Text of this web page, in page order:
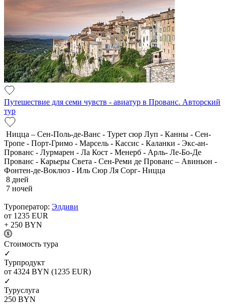
Путешествие для семи чувств - авиатур в Прованс. Авторский
тур
Ницца – Сен-Поль-де-Ванс - Турет сюр Луп - Канны - Сен-
Тропе - Порт-Гримо - Марсель - Кассис - Каланки - Экс-ан-
Прованс - Лурмарен - Ла Кост - Менерб - Арль- Ле-Бо-Де
Прованс - Карьеры Света - Сен-Реми де Прованс – Авиньон -
Фонтен-де-Воклюз - Иль Сюр Ля Сорг- Ницца
8 дней
7 ночей
Туроператор: Элдиви
от 1235 EUR
+ 250 BYN
Cтоимость тура
✓
Турпродукт
от 4324 BYN (1235 EUR)
✓
Туруслуга
250 BYN